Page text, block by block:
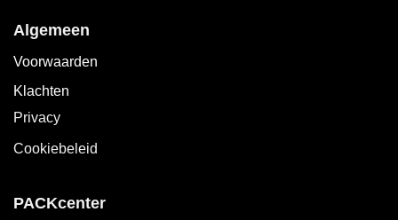
Algemeen
Voorwaarden
Klachten
Privacy
Cookiebeleid
PACKcenter